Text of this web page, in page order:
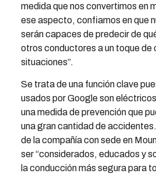
medida que nos convertimos en
ese aspecto, confiamos en que
serán capaces de predecir de
otros conductores a un toque de
situaciones”.
Se trata de una función clave
usados por Google son
una medida de prevención que
una gran cantidad de
de la compañía con sede en
ser “considerados, educados y
la conducción más segura para